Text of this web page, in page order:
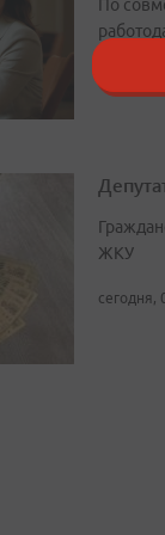
По
ЖКУ
сегодня,